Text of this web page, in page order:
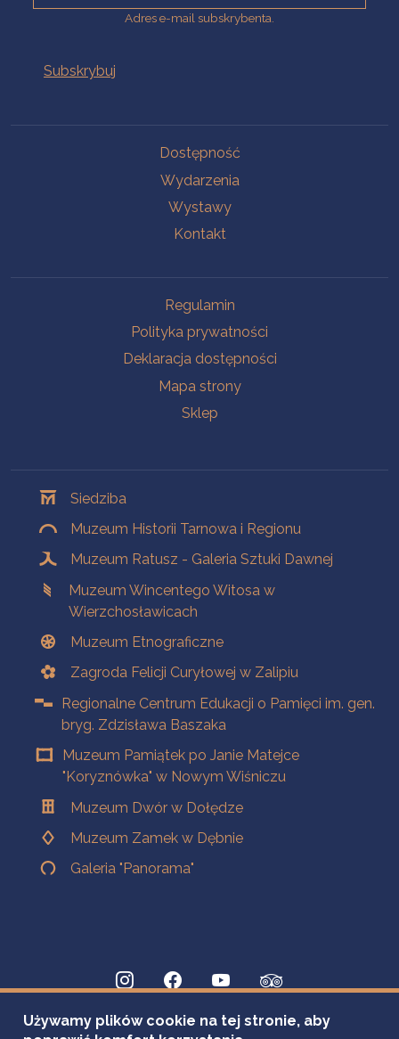
Adres e-mail subskrybenta.
Dostępność
Wydarzenia
Wystawy
Kontakt
Regulamin
Polityka prywatności
Deklaracja dostępności
Mapa strony
Sklep
Siedziba
Muzeum Historii Tarnowa i Regionu
Muzeum Ratusz - Galeria Sztuki Dawnej
Muzeum Wincentego Witosa w
Wierzchosławicach
Muzeum Etnograficzne
Zagroda Felicji Curyłowej w Zalipiu
Regionalne Centrum Edukacji o Pamięci im. gen.
bryg. Zdzisława Baszaka
Muzeum Pamiątek po Janie Matejce
"Koryznówka" w Nowym Wiśniczu
Muzeum Dwór w Dołędze
Muzeum Zamek w Dębnie
Galeria "Panorama"
Używamy plików cookie na tej stronie, aby